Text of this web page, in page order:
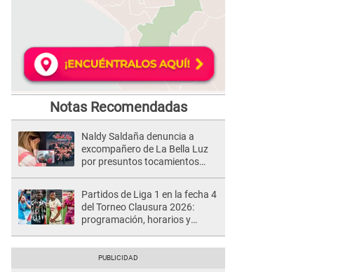
Notas Recomendadas
Naldy Saldaña denuncia a
excompañero de La Bella Luz
por presuntos tocamientos
Partidos de Liga 1 en la fecha 4
del Torneo Clausura 2026:
programación, horarios y